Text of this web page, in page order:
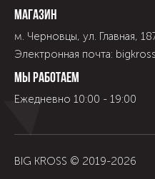
Магазин
м. Черновцы, ул. Главная,
Электронная почта:
Мы работаем
Ежедневно 10:00 - 19:00
BIG KROSS © 2019-2026